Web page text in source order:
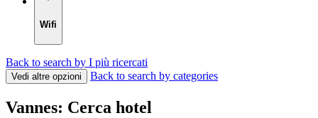
Wifi
Back to search by I più ricercati
Vedi altre opzioni Back to search by categories
Vannes: Cerca hotel